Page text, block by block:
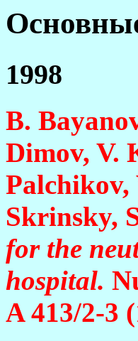
1998
B.
Dimov, V.
Palchikov,
Skrinsky,
for the
hospital.
A413/2-3